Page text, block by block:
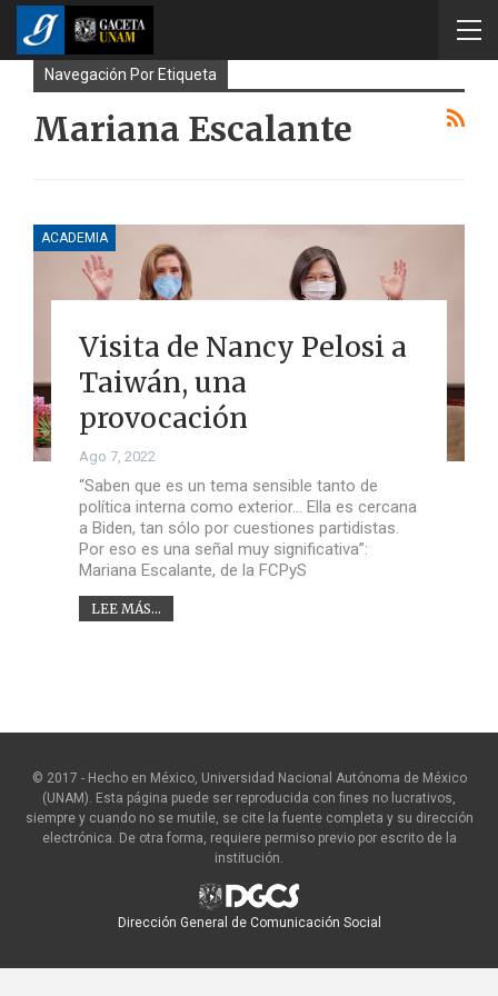
Navegación Por Etiqueta
Mariana Escalante
ACADEMIA
Visita de Nancy Pelosi a
Taiwán, una
provocación
Ago 7, 2022
“Saben que es un tema sensible tanto de
política interna como exterior… Ella es cercana
a Biden, tan sólo por cuestiones partidistas.
Por eso es una señal muy significativa”:
Mariana Escalante, de la FCPyS
LEE MÁS...
© 2017 - Hecho en México, Universidad Nacional Autónoma de México
(UNAM). Esta página puede ser reproducida con fines no lucrativos,
siempre y cuando no se mutile, se cite la fuente completa y su dirección
electrónica. De otra forma, requiere permiso previo por escrito de la
institución.
Dirección General de Comunicación Social